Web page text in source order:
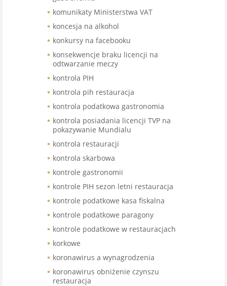
komunikaty Ministerstwa VAT
koncesja na alkohol
konkursy na facebooku
konsekwencje braku licencji na
odtwarzanie meczy
kontrola PIH
kontrola pih restauracja
kontrola podatkowa gastronomia
kontrola posiadania licencji TVP na
pokazywanie Mundialu
kontrola restauracji
kontrola skarbowa
kontrole gastronomii
kontrole PIH sezon letni restauracja
kontrole podatkowe kasa fiskalna
kontrole podatkowe paragony
kontrole podatkowe w restauracjach
korkowe
koronawirus a wynagrodzenia
koronawirus obniżenie czynszu
restauracja